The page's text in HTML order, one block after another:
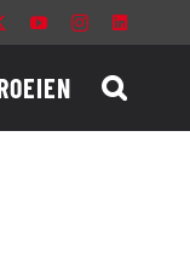
YouTubeInstagram